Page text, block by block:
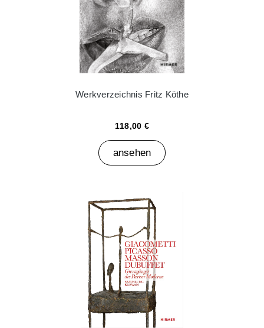
Werkverzeichnis Fritz Köthe
118,00 €
ansehen